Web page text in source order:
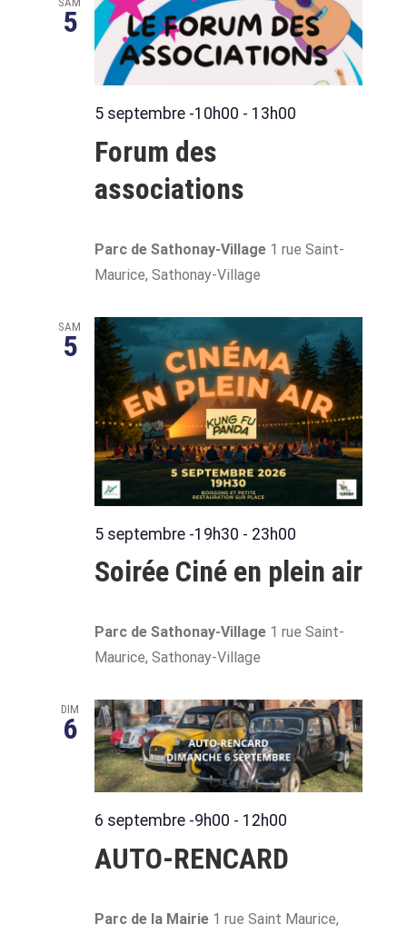
date.
5
5 septembre -10h00 - 13h00
Forum des
associations
Parc de Sathonay-Village 1 rue Saint-
Maurice, Sathonay-Village
SAM
5
5 septembre -19h30 - 23h00
Soirée Ciné en plein air
Parc de Sathonay-Village 1 rue Saint-
Maurice, Sathonay-Village
DIM
6
6 septembre -9h00 - 12h00
AUTO-RENCARD
Parc de la Mairie 1 rue Saint Maurice,